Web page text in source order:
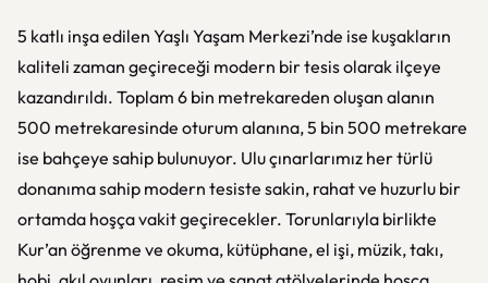
5 katlı inşa edilen Yaşlı Yaşam Merkezi’nde ise kuşakların
kaliteli zaman geçireceği modern bir tesis olarak ilçeye
kazandırıldı. Toplam 6 bin metrekareden oluşan alanın
500 metrekaresinde oturum alanına, 5 bin 500 metrekare
ise bahçeye sahip bulunuyor. Ulu çınarlarımız her türlü
donanıma sahip modern tesiste sakin, rahat ve huzurlu bir
ortamda hoşça vakit geçirecekler. Torunlarıyla birlikte
Kur’an öğrenme ve okuma, kütüphane, el işi, müzik, takı,